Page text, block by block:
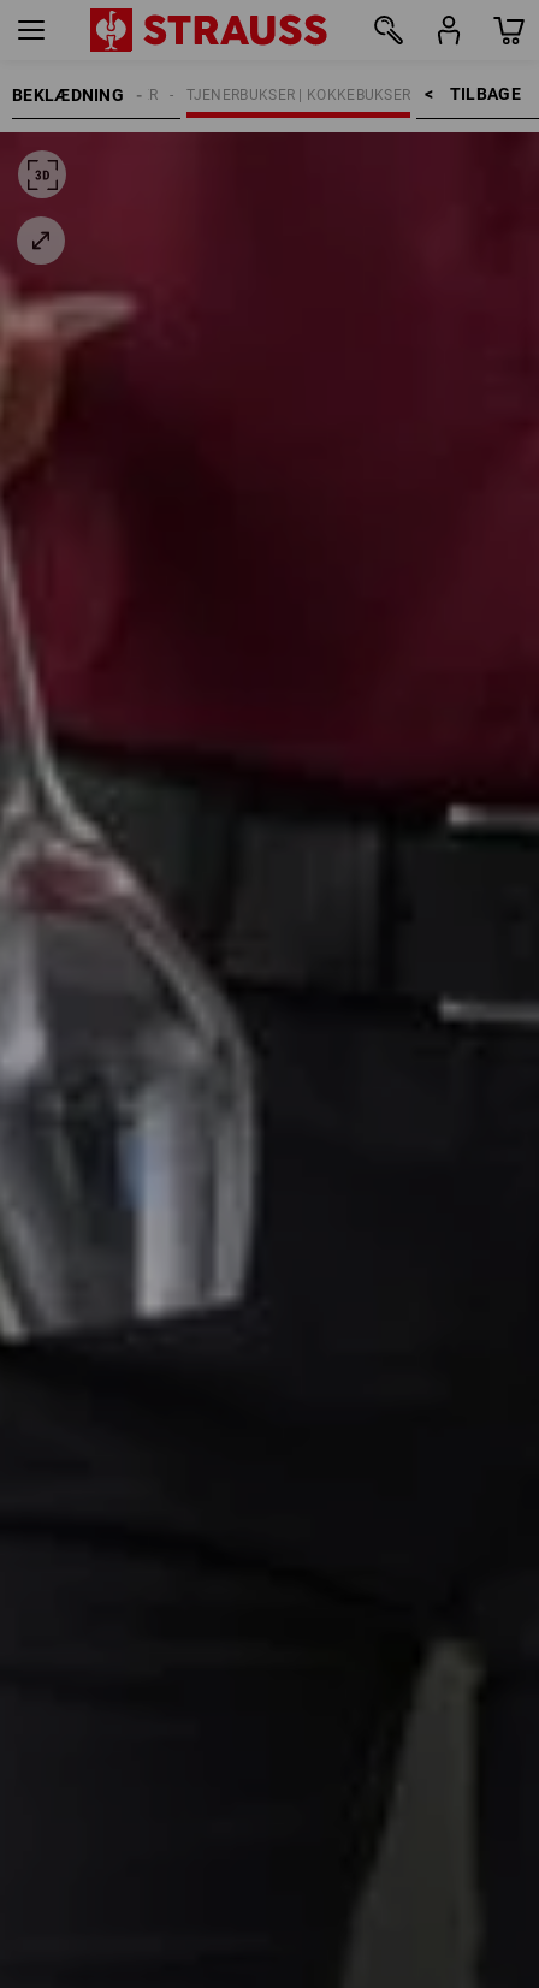
BEKLÆDNING TILBAGE    >
TJENERBUKSER | KOKKEBUKSER
ARBEJDSBUKSER